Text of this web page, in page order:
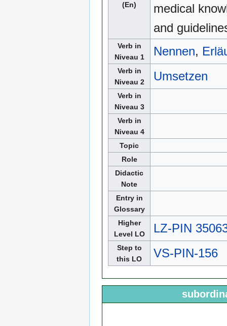
(En)
medical
and
Verb in
Niveau 1
Nennen,
Verb in
Niveau 2
Umsetzen
Verb in
Niveau 3
Verb in
Niveau 4
Topic
Role
Didactic
Note
Entry in
Glossary
Higher
Level LO
LZ-PIN
Step to
this LO
VS-PIN-156